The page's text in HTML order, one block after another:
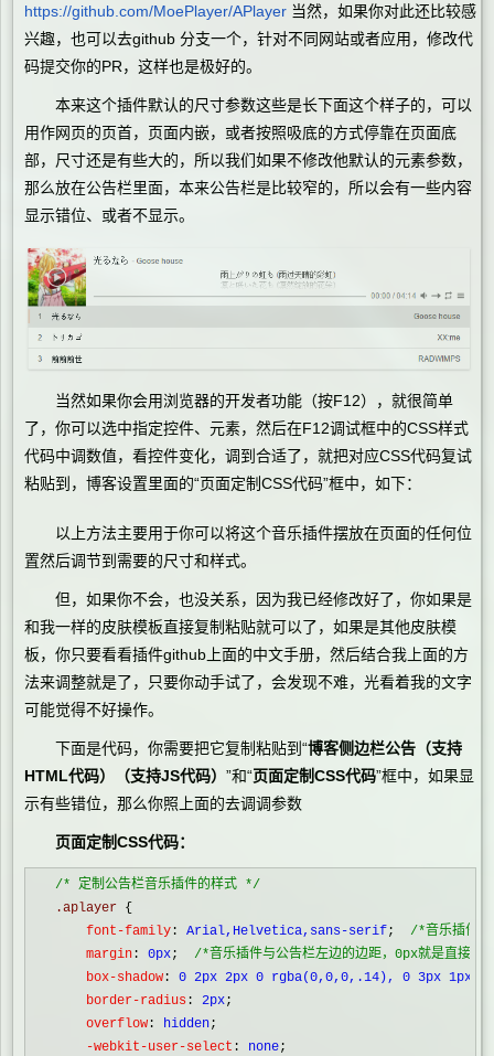
https://github.com/MoePlayer/APlayer 当然，如果你对此还比较感
兴趣，也可以去github 分支一个，针对不同网站或者应用，修改代
码提交你的PR，这样也是极好的。
本来这个插件默认的尺寸参数这些是长下面这个样子的，可以
用作网页的页首，页面内嵌，或者按照吸底的方式停靠在页面底
部，尺寸还是有些大的，所以我们如果不修改他默认的元素参数，
那么放在公告栏里面，本来公告栏是比较窄的，所以会有一些内容
显示错位、或者不显示。
当然如果你会用浏览器的开发者功能（按F12），就很简单
了，你可以选中指定控件、元素，然后在F12调试框中的CSS样式
代码中调数值，看控件变化，调到合适了，就把对应CSS代码复试
粘贴到，博客设置里面的“页面定制CSS代码”框中，如下：
以上方法主要用于你可以将这个音乐插件摆放在页面的任何位
置然后调节到需要的尺寸和样式。
但，如果你不会，也没关系，因为我已经修改好了，你如果是
和我一样的皮肤模板直接复制粘贴就可以了，如果是其他皮肤模
板，你只要看看插件github上面的中文手册，然后结合我上面的方
法来调整就是了，只要你动手试了，会发现不难，光看着我的文字
可能觉得不好操作。
下面是代码，你需要把它复制粘贴到“博客侧边栏公告（支持
HTML代码）
（支持JS代码） ”和“页面定制CSS代码”框中，如果显
示有些错位，那么你照上面的去调调参数
页面定制CSS代码：
/* 定制公告栏音乐插件的样式 */
.aplayer {
    font-family
: Arial,Helvetica,sans-serif; /*音乐插件
    margin
: 0px; /*音乐插件与公告栏左边的边距，0px就是直接抵
    box-shadow
:
0 2px 2px 0 rgba(0,0,0,.14), 0 3px 1px
    border-radius
: 2px;
    overflow
: hidden;
    -webkit-user-select
: none;